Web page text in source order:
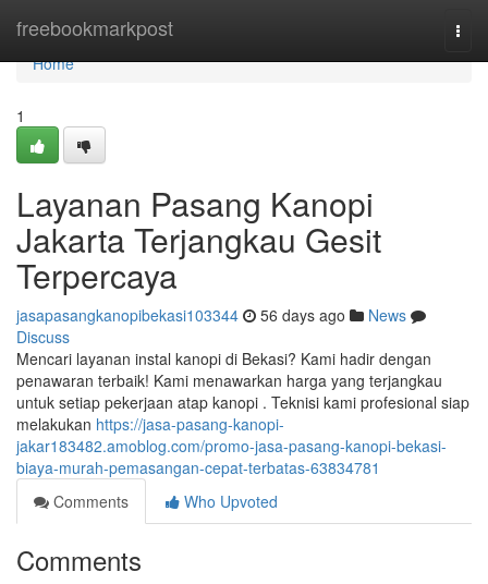
freebookmarkpost
Home
Home
1
Layanan Pasang Kanopi
Jakarta Terjangkau Gesit
Terpercaya
jasapasangkanopibekasi103344 56 days ago
News
Discuss
Mencari layanan instal kanopi di Bekasi? Kami hadir dengan
penawaran terbaik! Kami menawarkan harga yang terjangkau
untuk setiap pekerjaan atap kanopi . Teknisi kami profesional siap
melakukan https://jasa-pasang-kanopi-
jakar183482.amoblog.com/promo-jasa-pasang-kanopi-bekasi-
biaya-murah-pemasangan-cepat-terbatas-63834781
Comments
Who Upvoted
Comments